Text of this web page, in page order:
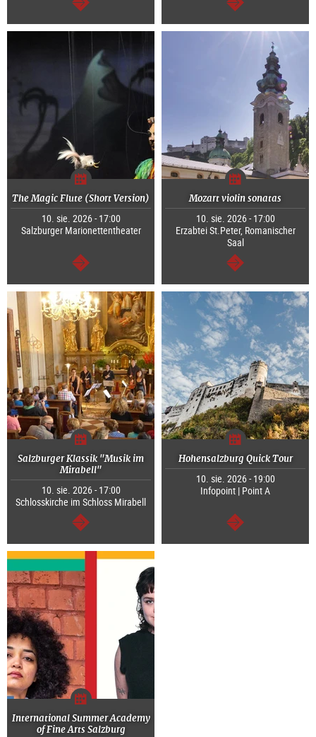
dalej dalej
The Magic Flute (Short Version)
10. sie. 2026 - 17:00
Salzburger Marionettentheater
dalej
Mozart violin sonatas
10. sie. 2026 - 17:00
Erzabtei St.Peter, Romanischer
Saal
dalej
Salzburger Klassik "Musik im
Mirabell"
10. sie. 2026 - 17:00
Schlosskirche im Schloss Mirabell
dalej
Hohensalzburg Quick Tour
10. sie. 2026 - 19:00
Infopoint | Point A
dalej
International Summer Academy
of Fine Arts Salzburg